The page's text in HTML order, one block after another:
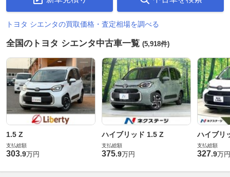
トヨタ シエンタの買取価格・査定相場を調べる
全国のトヨタ シエンタ中古車一覧 (5,918件)
1.5 Z
支払総額
303.9万円
ハイブリッド 1.5 Z
支払総額
375.9万円
ハイブリ
支払総額
327.9万円